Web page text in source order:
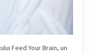
Feed Your Brain, un